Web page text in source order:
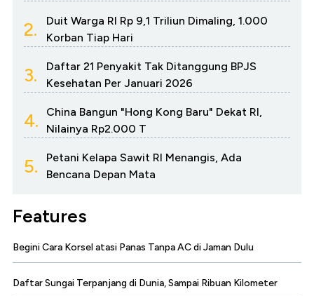
2.
Duit Warga RI Rp 9,1 Triliun Dimaling, 1.000
Korban Tiap Hari
3.
Daftar 21 Penyakit Tak Ditanggung BPJS
Kesehatan Per Januari 2026
4.
China Bangun "Hong Kong Baru" Dekat RI,
Nilainya Rp2.000 T
5.
Petani Kelapa Sawit RI Menangis, Ada
Bencana Depan Mata
Features
Begini Cara Korsel atasi Panas Tanpa AC di Jaman Dulu
Daftar Sungai Terpanjang di Dunia, Sampai Ribuan Kilometer